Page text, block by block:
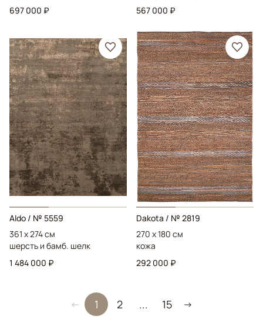
697 000 ₽
567 000 ₽
Aldo / № 5559
361 x 274 см
шерсть и бамб. шелк
1 484 000 ₽
Dakota / № 2819
270 x 180 см
кожа
292 000 ₽
← 1 2 ... 15 →